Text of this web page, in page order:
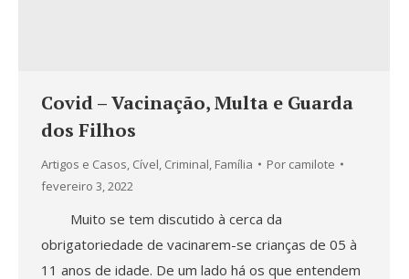
Covid – Vacinação, Multa e Guarda
dos Filhos
Artigos e Casos Cível Criminal Família Por camilote
fevereiro 3, 2022
Muito se tem discutido à cerca da
obrigatoriedade de vacinarem-se crianças de 05 à
11 anos de idade. De um lado há os que entendem